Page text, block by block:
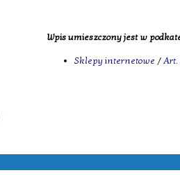
Wpis umieszczony jest w
Sklepy internetowe /Art.